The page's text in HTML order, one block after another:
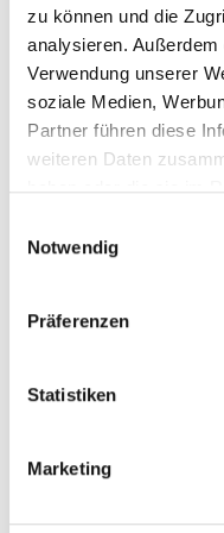
zu können und die
analysieren.
Verwendung unserer
soziale Medien,
Partner führen diese
weiteren Daten
haben oder die sie im
Notwendig
Präferenzen
Statistiken
Marketing
2 km von der
AVS Ortsgruppe
Mehr erfahren